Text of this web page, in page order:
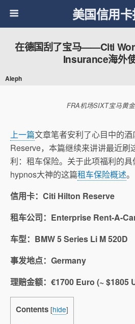
美国信用
在德国刮了宝马——Citi
Insurance海外
Aleph
FRA机场SIXT宝马黄
上一篇文章笔者安利了心目中的
Reserve，本篇继续来讲讲最近刷
利：租车保险。关于此项福利的
hypnos大神的这篇租车保险概述。
信用卡：Citi Hilton Reserve
租车公司：Enterprise Rent-A-
车型：BMW 5 Series Li M 520D
事发地点：Germany
理赔金额：€1700 Euro (~ $1805
Contents [hide]